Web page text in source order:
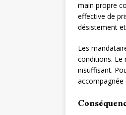
main propre
effective de
désistement
Les
conditions. Le
insuffisant.
accompagnée